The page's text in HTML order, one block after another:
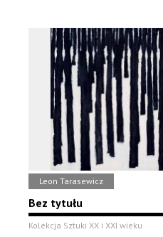
Leon Tarasewicz
Bez tytułu
Kolekcja Sztuki XX i XXI wieku